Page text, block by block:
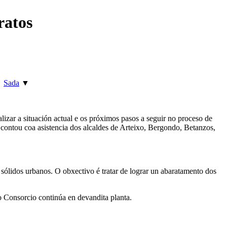
Sada ▼
a situación actual e os próximos pasos a seguir no proceso de
coa asistencia dos alcaldes de Arteixo, Bergondo, Betanzos,
urbanos. O obxectivo é tratar de lograr un abaratamento dos
Consorcio continúa en devandita planta.